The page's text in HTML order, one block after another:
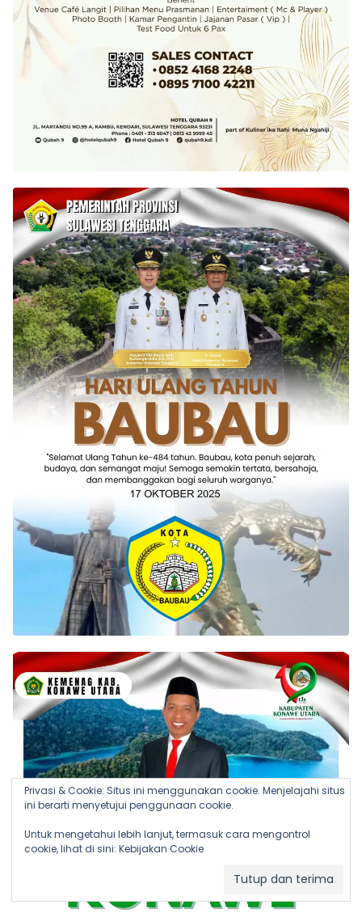
Privasi & Cookie: Situs ini menggunakan cookie. Menjelajahi situs
ini berarti menyetujui penggunaan cookie.
Untuk mengetahui lebih lanjut, termasuk cara mengontrol
cookie, lihat di sini: Kebijakan Cookie